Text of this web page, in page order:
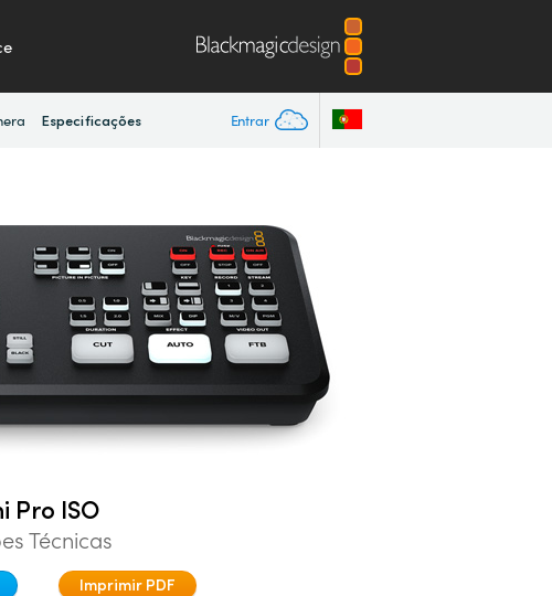
Entrar
Especificações
Pro ISO
Técnicas
Imprimir PDF